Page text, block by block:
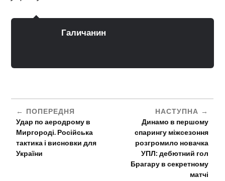
Галичанин
ПОПЕРЕДНЯ
Удар по аеродрому в
Миргороді. Російська
тактика і висновки для
України
НАСТУПНА
Динамо в першому
спарингу міжсезоння
розгромило новачка
УПЛ: дебютний гол
Брагару в секретному
матчі